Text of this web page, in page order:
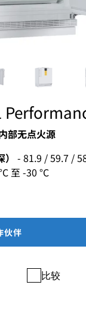
部无点火源
- 81.9 / 59.7 /
至 -30 °C
比较